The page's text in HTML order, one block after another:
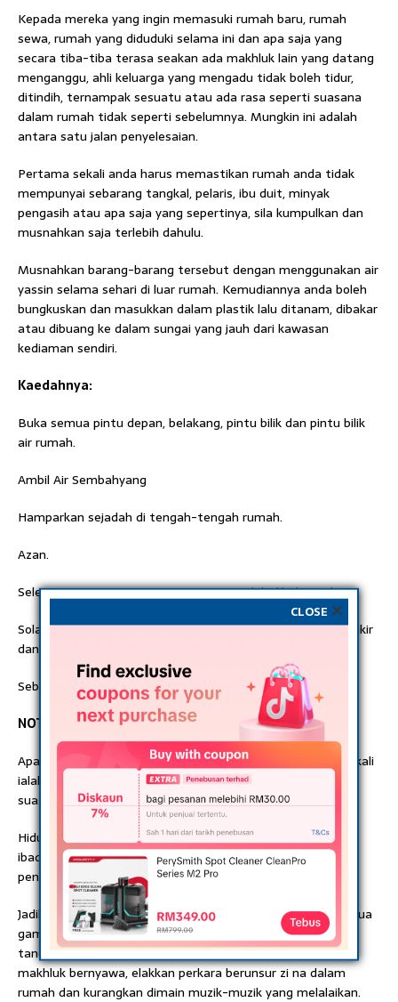
Kepada mereka yang ingin memasuki rumah baru, rumah
sewa, rumah yang diduduki selama ini dan apa saja yang
secara tiba-tiba terasa seakan ada makhluk lain yang datang
menganggu, ahli keluarga yang mengadu tidak boleh tidur,
ditindih, ternampak sesuatu atau ada rasa seperti suasana
dalam rumah tidak seperti sebelumnya. Mungkin ini adalah
antara satu jalan penyelesaian.
Pertama sekali anda harus memastikan rumah anda tidak
mempunyai sebarang tangkal, pelaris, ibu duit, minyak
pengasih atau apa saja yang sepertinya, sila kumpulkan dan
musnahkan saja terlebih dahulu.
Musnahkan barang-barang tersebut dengan menggunakan air
yassin selama sehari di luar rumah. Kemudiannya anda boleh
bungkuskan dan masukkan dalam plastik lalu ditanam, dibakar
atau dibuang ke dalam sungai yang jauh dari kawasan
kediaman sendiri.
Kaedahnya:
Buka semua pintu depan, belakang, pintu bilik dan pintu bilik
air rumah.
Ambil Air Sembahyang
Hamparkan sejadah di tengah-tengah rumah.
Azan.
Selesai Azan tutup semua pintu yang telah dibuka tadi.
Solat Hajat 2 rakaat (selesai solat memperbanyakkan berzikir
dan berdoa)
Sebaiknya dilakukan pada waktu malam.
NOTA:
Apa pun pagar yang anda ikhtiarkan, yang paling utama sekali
ialah penghuni rumah tersebut. Anda haruslah menjaga
suasana kerohanian di dalam rumah.
Hidupkan suasana rumah anda dengan solat, mengaji, zikir,
ibadah seluruh isi keluarga dengan ikhlas sepenuh
pengharapan pada Allah SWT.
Jadilah rumah anda sebagai rumah orang Islam, buang semua
gambar-gambar artis yang ada di dinding, buang tangkal-
tangkal azimat, buang patung-patung yang menyerupai
makhluk bernyawa, elakkan perkara berunsur zi na dalam
rumah dan kurangkan dimain muzik-muzik yang melalaikan.
CLOSE